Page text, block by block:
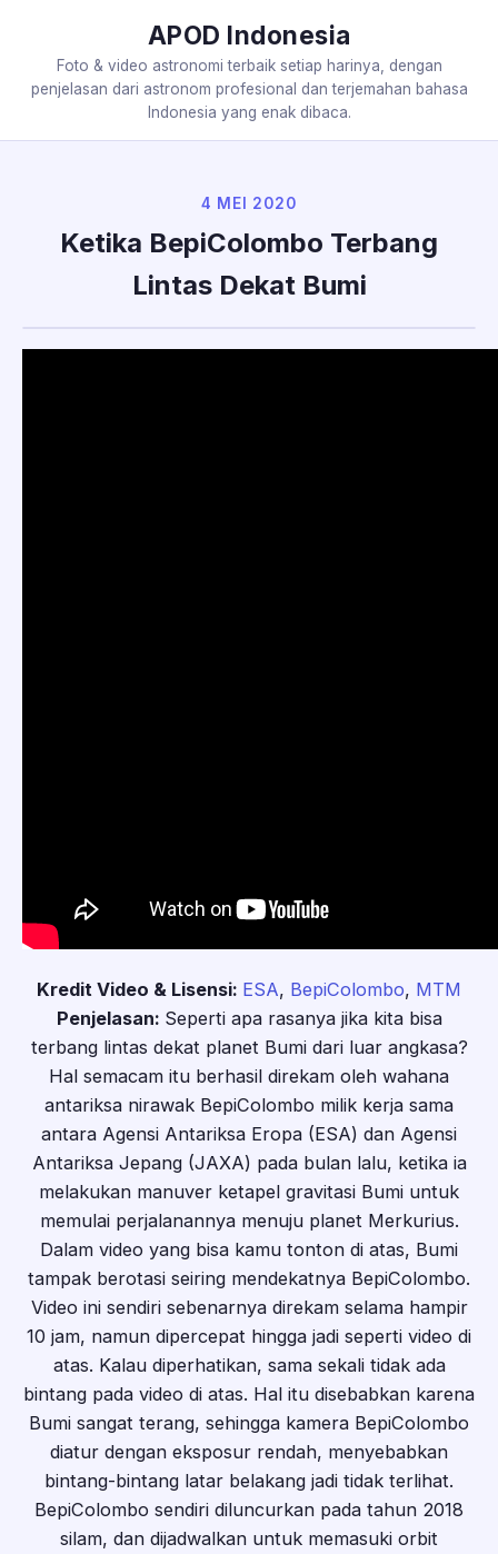
APOD Indonesia
Foto & video astronomi terbaik setiap harinya, dengan
penjelasan dari astronom profesional dan terjemahan bahasa
Indonesia yang enak dibaca.
4 MEI 2020
Ketika BepiColombo Terbang
Lintas Dekat Bumi
Kredit Video & Lisensi: ESA, BepiColombo, MTM
Penjelasan: Seperti apa rasanya jika kita bisa
terbang lintas dekat planet Bumi dari luar angkasa?
Hal semacam itu berhasil direkam oleh wahana
antariksa nirawak BepiColombo milik kerja sama
antara Agensi Antariksa Eropa (ESA) dan Agensi
Antariksa Jepang (JAXA) pada bulan lalu, ketika ia
melakukan manuver ketapel gravitasi Bumi untuk
memulai perjalanannya menuju planet Merkurius.
Dalam video yang bisa kamu tonton di atas, Bumi
tampak berotasi seiring mendekatnya BepiColombo.
Video ini sendiri sebenarnya direkam selama hampir
10 jam, namun dipercepat hingga jadi seperti video di
atas. Kalau diperhatikan, sama sekali tidak ada
bintang pada video di atas. Hal itu disebabkan karena
Bumi sangat terang, sehingga kamera BepiColombo
diatur dengan eksposur rendah, menyebabkan
bintang-bintang latar belakang jadi tidak terlihat.
BepiColombo sendiri diluncurkan pada tahun 2018
silam, dan dijadwalkan untuk memasuki orbit